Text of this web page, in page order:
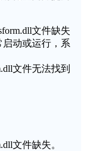
文件缺失
动或运行，系
文件无法找到
文件缺失。